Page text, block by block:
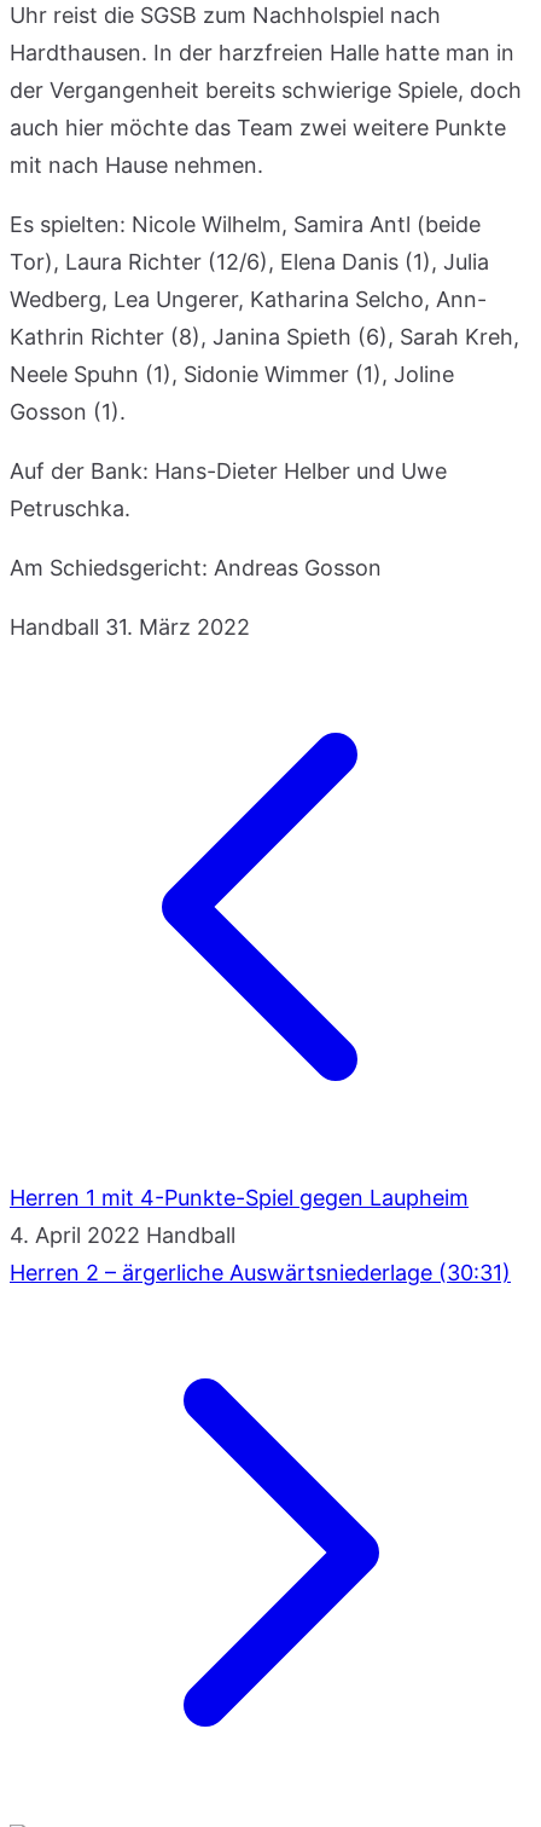
Uhr reist die SGSB zum Nachholspiel nach
Hardthausen. In der harzfreien Halle hatte man in
der Vergangenheit bereits schwierige Spiele, doch
auch hier möchte das Team zwei weitere Punkte
mit nach Hause nehmen.
Es spielten: Nicole Wilhelm, Samira Antl (beide
Tor), Laura Richter (12/6), Elena Danis (1), Julia
Wedberg, Lea Ungerer, Katharina Selcho, Ann-
Kathrin Richter (8), Janina Spieth (6), Sarah Kreh,
Neele Spuhn (1), Sidonie Wimmer (1), Joline
Gosson (1).
Auf der Bank: Hans-Dieter Helber und Uwe
Petruschka.
Am Schiedsgericht: Andreas Gosson
Handball 31. März 2022
Herren 1 mit 4-Punkte-Spiel gegen Laupheim
4. April 2022 Handball
Herren 2 – ärgerliche Auswärtsniederlage (30:31)